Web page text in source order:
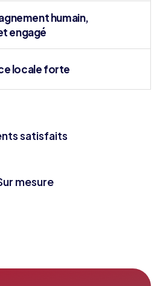
satisfaits
mesure
humain,
engagé
locale forte